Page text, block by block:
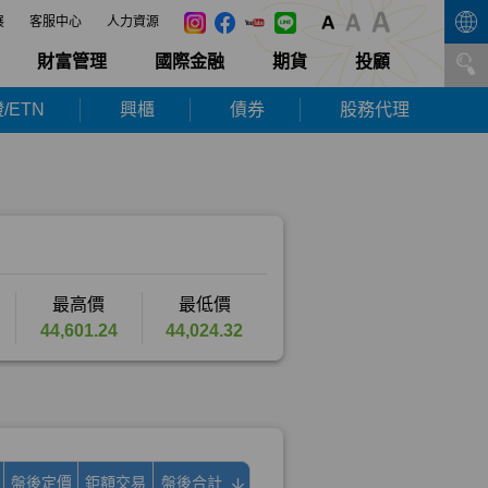
客服中心 人力資源
財富管理 國際金融 期貨 投顧
ETN 興櫃 債券 股務代理